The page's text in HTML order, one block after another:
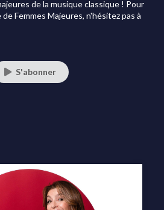
de la musique classique ! Pour
Femmes Majeures, n'hésitez pas à
S'abonner